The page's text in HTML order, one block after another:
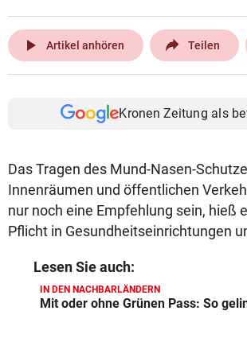
play_arrow Artikel anhören Teilen
Kronen Zeitung als
Das Tragen des Mund-Nasen-
Innenräumen und öffentlichen
nur noch eine Empfehlung sein, hieß
Pflicht in Gesundheitseinrichtungen
Lesen Sie auch:
IN DEN NACHBARLÄNDERN
Mit oder ohne Grünen Pass: So